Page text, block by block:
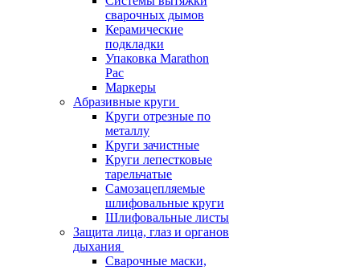
сварочных дымов
Керамические
подкладки
Упаковка Marathon
Pac
Маркеры
Абразивные круги
Круги отрезные по
металлу
Круги зачистные
Круги лепестковые
тарельчатые
Самозацепляемые
шлифовальные круги
Шлифовальные листы
Защита лица, глаз и органов
дыхания
Сварочные маски,